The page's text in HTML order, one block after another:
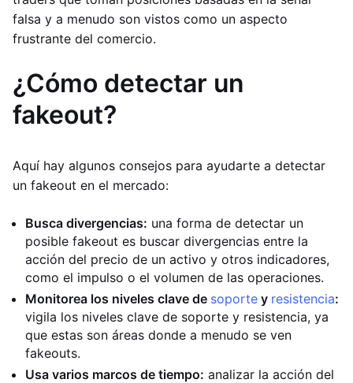
falsa y a menudo son vistos como un aspecto
frustrante del comercio.
¿Cómo detectar un
fakeout?
Aquí hay algunos consejos para ayudarte a detectar
un fakeout en el mercado:
Busca divergencias: una forma de detectar un
posible fakeout es buscar divergencias entre la
acción del precio de un activo y otros indicadores,
como el impulso o el volumen de las operaciones.
Monitorea los niveles clave de soporte y resistencia:
vigila los niveles clave de soporte y resistencia, ya
que estas son áreas donde a menudo se ven
fakeouts.
Usa varios marcos de tiempo: analizar la acción del